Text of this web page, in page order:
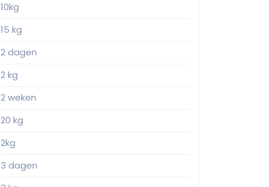
10kg
15 kg
2 dagen
2 kg
2 weken
20 kg
2kg
3 dagen